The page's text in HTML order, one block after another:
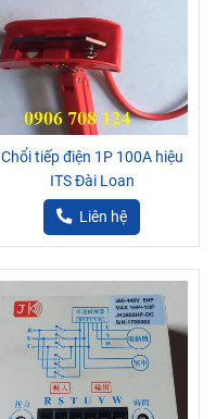
Chổi tiếp điện 1P 100A hiệu
ITS Đài Loan
Liên hệ